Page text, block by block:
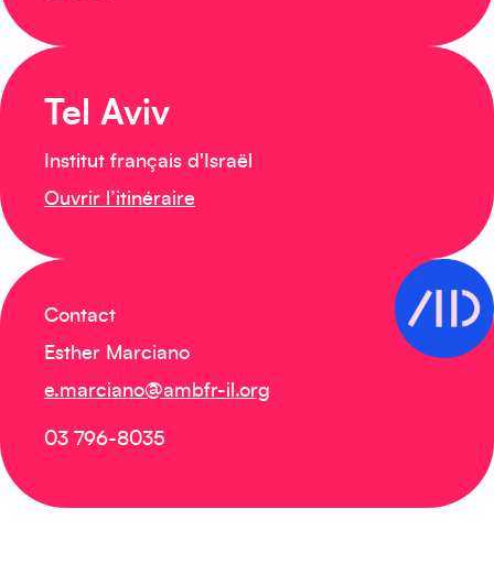
Tel Aviv
Institut français d'Israël
Ouvrir l’itinéraire
Contact
Esther Marciano
e.marciano@ambfr-il.org
03 796-8035
Créez votre événement